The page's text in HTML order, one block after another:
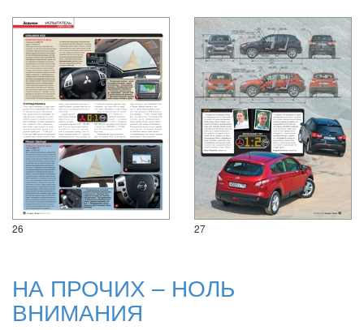
26 27
НА ПРОЧИХ – НОЛЬ
ВНИМАНИЯ